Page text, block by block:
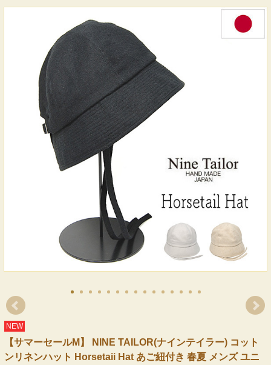
NEW
【サマーセールM】 NINE TAILOR(ナインテイラー) コット
ンリネンハット Horsetaii Hat あご紐付き 春夏 メンズ ユニ